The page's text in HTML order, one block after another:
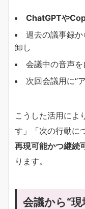
ChatGPTや
過去の議事録
卸し
会議中の音声
次回会議用に“
こうした活用によ
す」「次の行動に
再現可能かつ継続
ります。
会議から“